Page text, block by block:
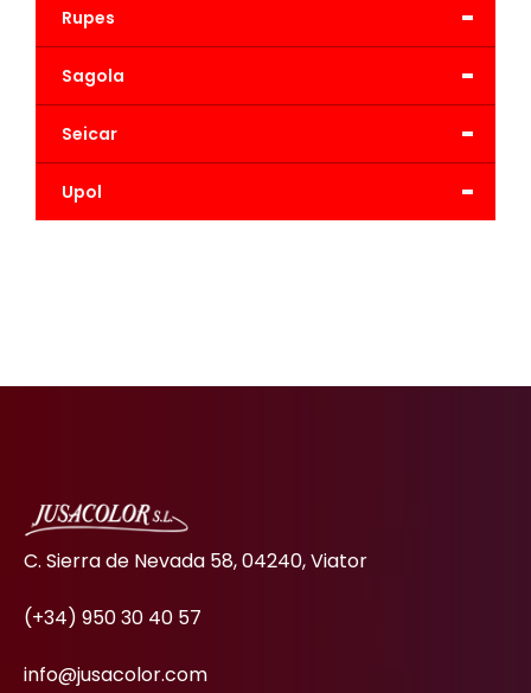
-
Rupes
-
Sagola
-
Seicar
-
Upol
C. Sierra de Nevada 58, 04240, Viator
(+34) 950 30 40 57
info@jusacolor.com